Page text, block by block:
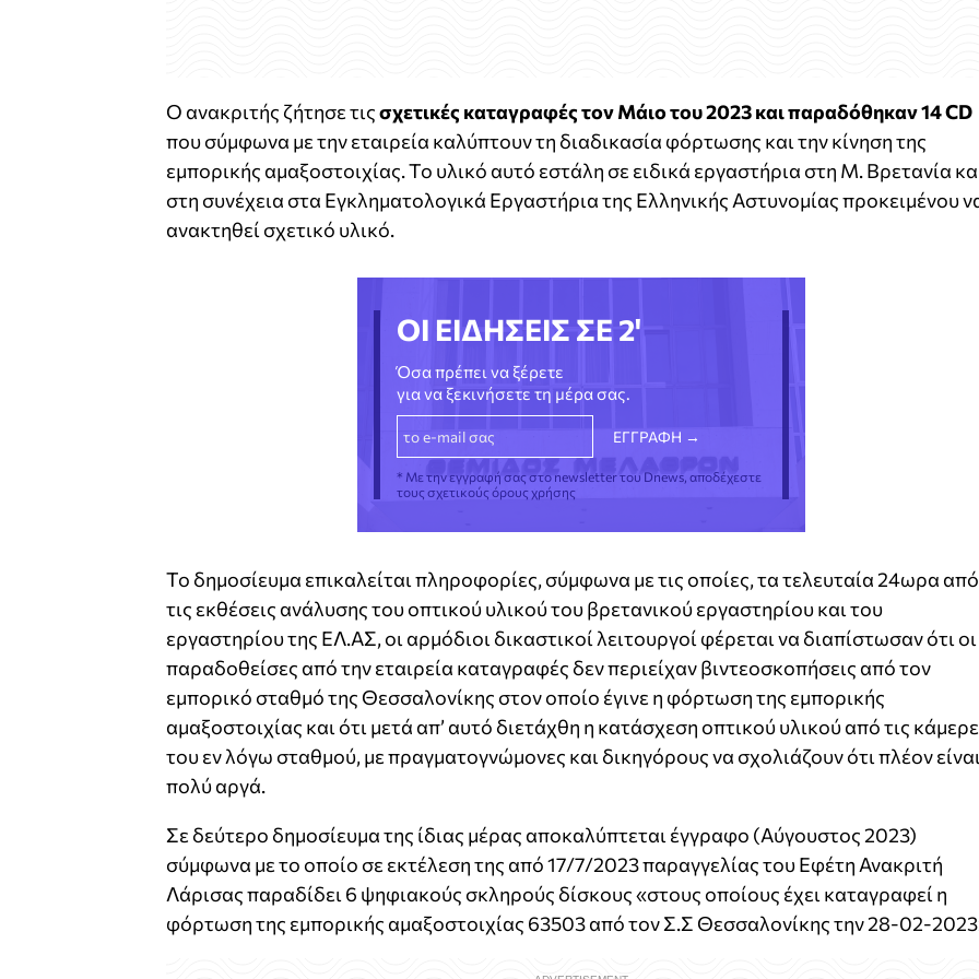
Ο ανακριτής ζήτησε τιςσχετικές καταγραφές τον Μάιο του 2023 και παραδόθηκαν 14 CD
που σύμφωνα με την εταιρεία καλύπτουν τη διαδικασία φόρτωσης και την κίνηση της
εμπορικής αμαξοστοιχίας. Το υλικό αυτό εστάλη σε ειδικά εργαστήρια στη Μ. Βρετανία
στη συνέχεια στα Εγκληματολογικά Εργαστήρια της Ελληνικής Αστυνομίας προκειμένου
ανακτηθεί σχετικό υλικό.
ΟΙ ΕΙΔΗΣΕΙΣ ΣΕ 2'
Όσα πρέπει να ξέρετε
για να ξεκινήσετε τη μέρα σας.
* Με την εγγραφή σας στο newsletter του Dnews, αποδέχεστε
τους σχετικούς όρους χρήσης
Το δημοσίευμα επικαλείται πληροφορίες, σύμφωνα με τις οποίες, τα τελευταία 24ωρα από
τις εκθέσεις ανάλυσης του οπτικού υλικού του βρετανικού εργαστηρίου και του
εργαστηρίου της ΕΛ.ΑΣ, οι αρμόδιοι δικαστικοί λειτουργοί φέρεται να διαπίστωσαν ότι οι
παραδοθείσες από την εταιρεία καταγραφές δεν περιείχαν βιντεοσκοπήσεις από τον
εμπορικό σταθμό της Θεσσαλονίκης στον οποίο έγινε η φόρτωση της εμπορικής
αμαξοστοιχίας και ότι μετά απ’ αυτό διετάχθη η κατάσχεση οπτικού υλικού από τις
του εν λόγω σταθμού, με πραγματογνώμονες και δικηγόρους να σχολιάζουν ότι πλέον
πολύ αργά.
Σε δεύτερο δημοσίευμα της ίδιας μέρας αποκαλύπτεται έγγραφο (Αύγουστος 2023)
σύμφωνα με το οποίο σε εκτέλεση της από 17/7/2023 παραγγελίας του Εφέτη Ανακριτή
Λάρισας παραδίδει 6 ψηφιακούς σκληρούς δίσκους «στους οποίους έχει καταγραφεί η
φόρτωση της εμπορικής αμαξοστοιχίας 63503 από τον Σ.Σ Θεσσαλονίκης την 28-02-